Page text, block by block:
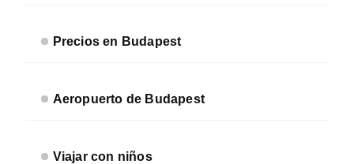
Precios en Budapest
Aeropuerto de Budapest
Viajar con niños